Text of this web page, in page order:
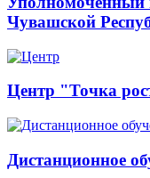
Чувашской
Центр "Точка
Дистанционное